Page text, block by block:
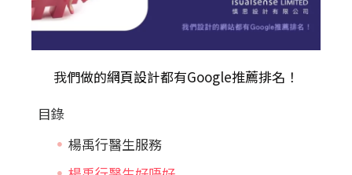
我們做的網頁設計都有Google推薦排名！
目錄
楊禹行醫生服務